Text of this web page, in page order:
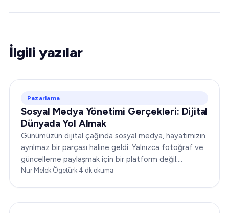
İlgili yazılar
Pazarlama
Sosyal Medya Yönetimi Gerçekleri: Dijital
Dünyada Yol Almak
Günümüzün dijital çağında sosyal medya, hayatımızın
ayrılmaz bir parçası haline geldi. Yalnızca fotoğraf ve
güncelleme paylaşmak için bir platform değil;
işletmelerin kitleleriyle bağ kurması için güçlü bir
Nur Melek Ögetürk·4 dk okuma